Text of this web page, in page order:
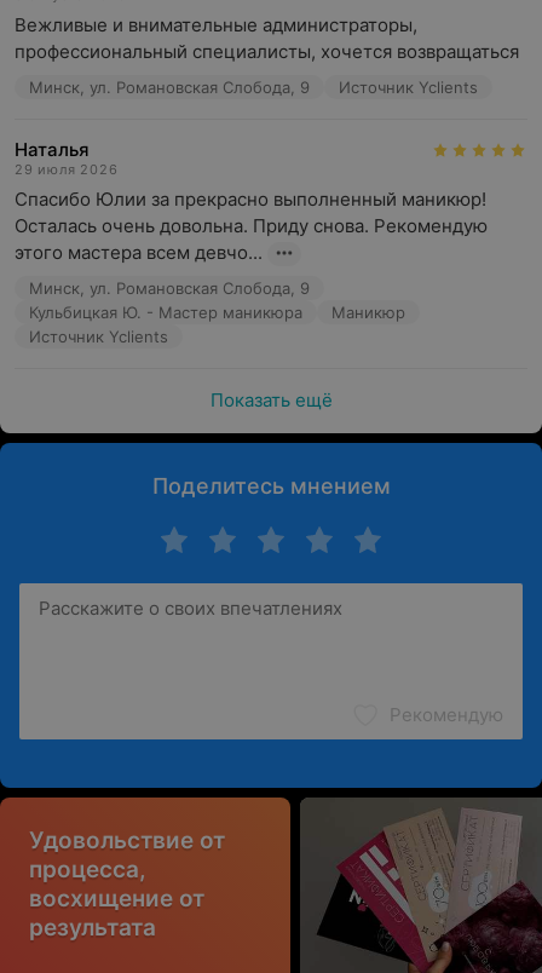
Вежливые и внимательные администраторы,
профессиональный специалисты, хочется возвращаться
Минск, ул. Романовская Слобода, 9 Источник Yclients
Наталья
29 июля 2026
Спасибо Юлии за прекрасно выполненный маникюр!
Осталась очень довольна. Приду снова. Рекомендую
этого мастера всем девчо...
Минск, ул. Романовская Слобода, 9
Кульбицкая Ю. - Мастер маникюра
Маникюр
Источник Yclients
Показать ещё
Поделитесь мнением
Рекомендую
Удовольствие от
процесса,
восхищение от
результата